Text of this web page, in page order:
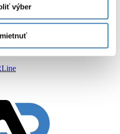
výber
BlueEFFICIENCY